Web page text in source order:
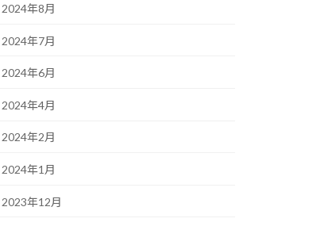
2024年8月
2024年7月
2024年6月
2024年4月
2024年2月
2024年1月
2023年12月